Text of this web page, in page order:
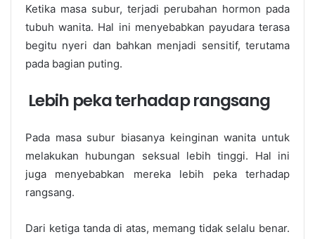
Ketika masa subur, terjadi perubahan hormon pada
tubuh wanita. Hal ini menyebabkan payudara terasa
begitu nyeri dan bahkan menjadi sensitif, terutama
pada bagian puting.
Lebih peka terhadap rangsang
Pada masa subur biasanya keinginan wanita untuk
melakukan hubungan seksual lebih tinggi. Hal ini
juga menyebabkan mereka lebih peka terhadap
rangsang.
Dari ketiga tanda di atas, memang tidak selalu benar.